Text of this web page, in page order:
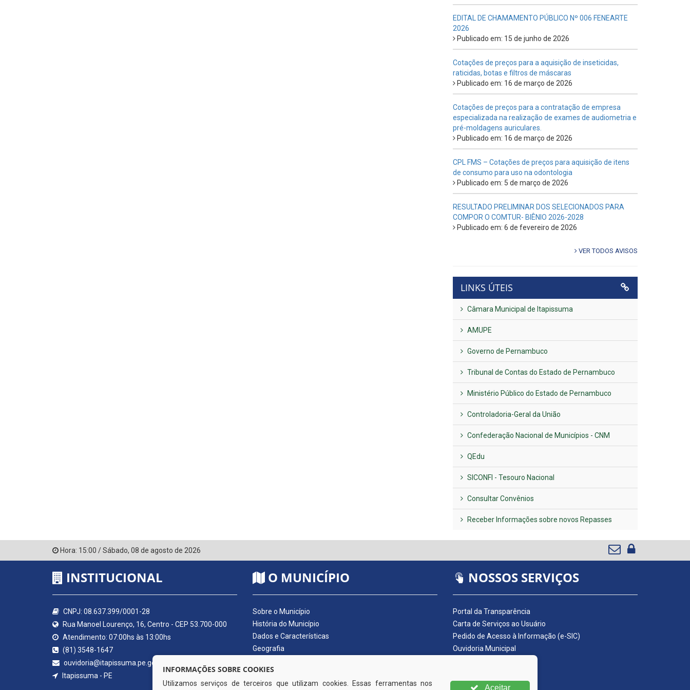
EDITAL DE CHAMAMENTO PÚBLICO Nº 006 FENEARTE
2026
Publicado em: 15 de junho de 2026
Cotações de preços para a aquisição de inseticidas,
raticidas, botas e filtros de máscaras
Publicado em: 16 de março de 2026
Cotações de preços para a contratação de empresa
especializada na realização de exames de audiometria e
pré-moldagens auriculares.
Publicado em: 16 de março de 2026
CPL FMS – Cotações de preços para aquisição de itens
de consumo para uso na odontologia
Publicado em: 5 de março de 2026
RESULTADO PRELIMINAR DOS SELECIONADOS PARA
COMPOR O COMTUR- BIÊNIO 2026-2028
Publicado em: 6 de fevereiro de 2026
VER TODOS AVISOS
LINKS ÚTEIS
Câmara Municipal de Itapissuma
AMUPE
Governo de Pernambuco
Tribunal de Contas do Estado de Pernambuco
Ministério Público do Estado de Pernambuco
Controladoria-Geral da União
Confederação Nacional de Municípios - CNM
QEdu
SICONFI - Tesouro Nacional
Consultar Convênios
Receber Informações sobre novos Repasses
Hora: 15:00 /Sábado, 08 de agosto de 2026
INSTITUCIONAL
CNPJ: 08.637.399/0001-28
Rua Manoel Lourenço, 16, Centro - CEP 53.700-000
Atendimento: 07:00hs às 13:00hs
(81) 3548-1647
ouvidoria@itapissuma.pe.gov.br
Itapissuma - PE
O MUNICÍPIO
Sobre o Município
História do Município
Dados e Características
Geografia
Símbolos do Município
Hino do Município
NOSSOS SERVIÇOS
Portal da Transparência
Carta de Serviços ao Usuário
Pedido de Acesso à Informação (e-SIC)
Ouvidoria Municipal
Nota Fiscal Eletrônica
INFORMAÇÕES SOBRE COOKIES
Utilizamos serviços de terceiros que utilizam cookies. Essas ferramentas nos
Aceitar